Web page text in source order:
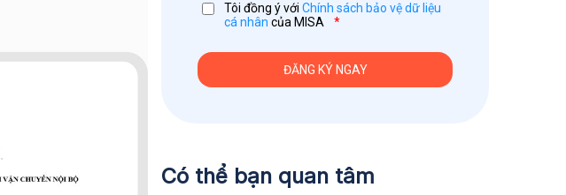
Tôi đồng ý với Chính sách bảo vệ dữ liệu
cá nhân của MISA *
Có thể bạn quan tâm